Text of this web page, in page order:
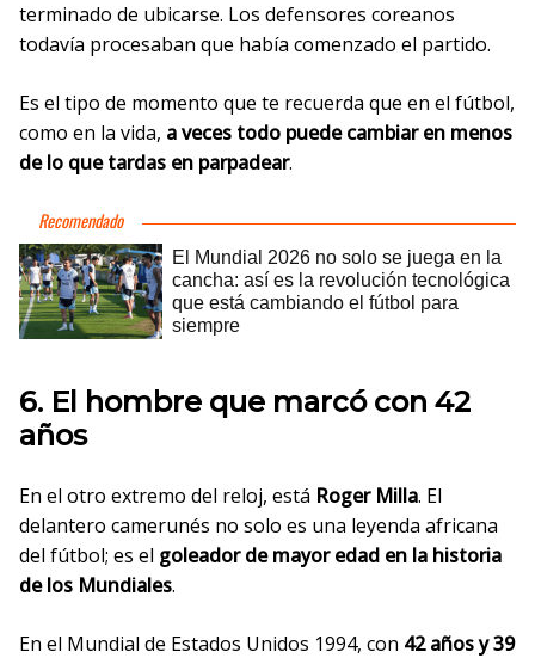
terminado de ubicarse. Los defensores coreanos
todavía procesaban que había comenzado el partido.
Es el tipo de momento que te recuerda que en el fútbol,
como en la vida, a veces todo puede cambiar en menos
de lo que tardas en parpadear.
6. El hombre que marcó con 42
años
En el otro extremo del reloj, está Roger Milla. El
delantero camerunés no solo es una leyenda africana
del fútbol; es el goleador de mayor edad en la historia
de los Mundiales.
En el Mundial de Estados Unidos 1994, con 42 años y 39